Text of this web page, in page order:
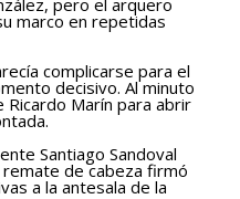
marco en repetidas
complicarse para el
decisivo. Al minuto
Ricardo Marín para abrir
Santiago Sandoval
de cabeza firmó
a la antesala de la